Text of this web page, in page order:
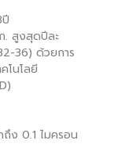
. สูงสุดปีละ
36) ด้วยการ
โนโลยี
ง 0.1 ไมครอน